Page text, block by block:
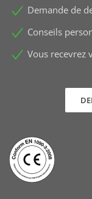
Demande de
Conseils
Vous recevrez